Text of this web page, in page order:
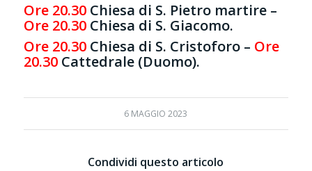
Ore 20.30Chiesa di S. Pietro martire –
Ore 20.30Chiesa di S. Giacomo.
Ore 20.30Chiesa di S. Cristoforo – Ore
20.30Cattedrale (Duomo).
6 MAGGIO 2023
Condividi questo articolo